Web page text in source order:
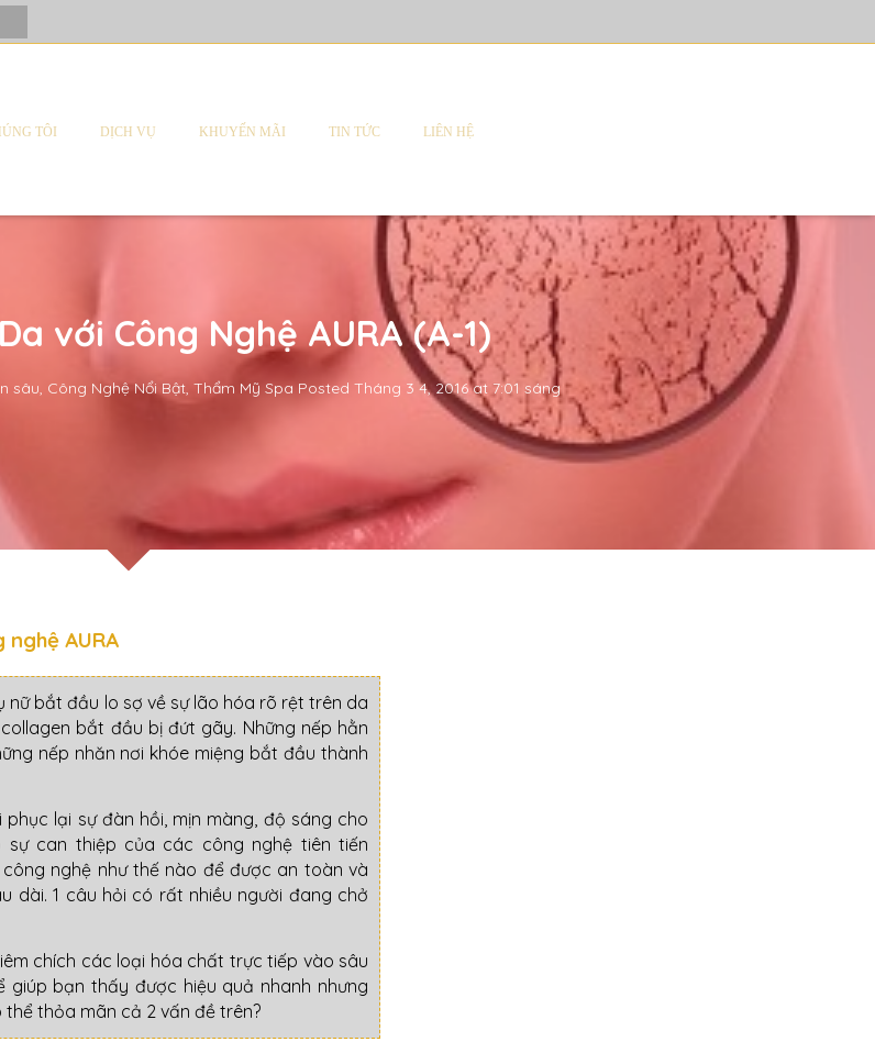
TÔI DỊCH VỤ KHUYẾN MÃI TIN TỨC LIÊN HỆ
với Công Nghệ AURA (A-1)
sâu Công Nghệ Nổi Bật, Thẩm Mỹ Spa Posted Tháng 3 4, 2016 at 7:01 sáng
AURA
nữ bắt đầu lo sợ về sự lão hóa rõ rệt trên da
bắt đầu bị đứt gãy. Những nếp hằn
nếp nhăn nơi khóe miệng bắt đầu thành
phục lại sự đàn hồi, mịn màng, độ sáng cho
sự can thiệp của các công nghệ tiên tiến
nghệ như thế nào để được an toàn và
dài. 1 câu hỏi có rất nhiều người đang chở
chích các loại hóa chất trực tiếp vào sâu
bạn thấy được hiệu quả nhanh nhưng
thể thỏa mãn cả 2 vấn đề trên?